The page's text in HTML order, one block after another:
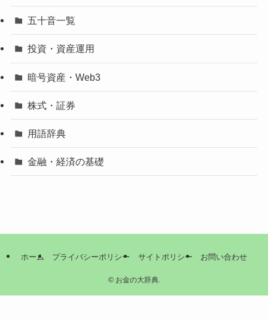
五十音一覧
投資・資産運用
暗号資産・Web3
株式・証券
用語辞典
金融・経済の基礎
ホーム プライバシーポリシー サイトポリシー お問い合わせ
©お金の大辞典.